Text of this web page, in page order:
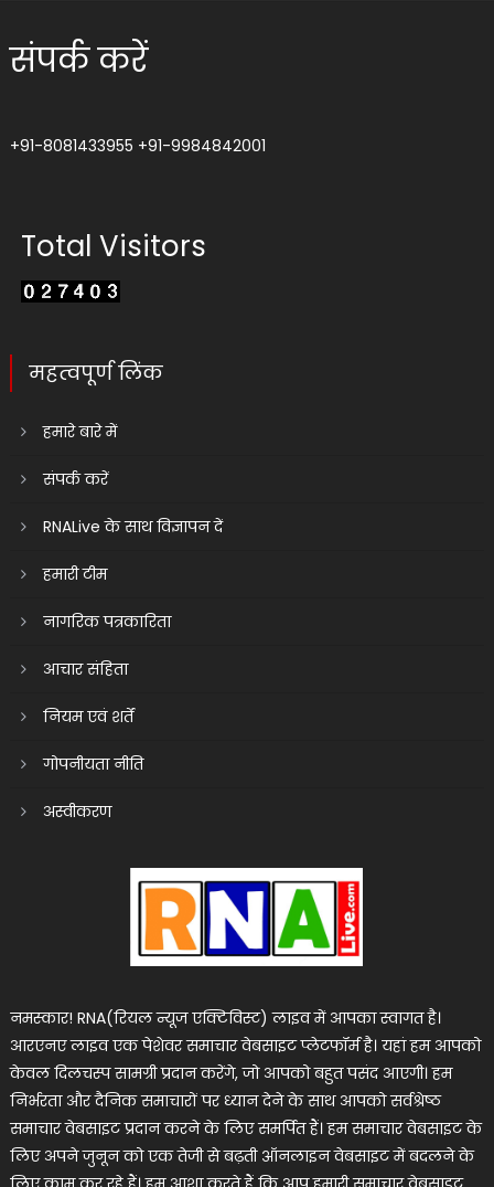
संपर्क करें
+91-8081433955 +91-9984842001
Total Visitors
महत्वपूर्ण लिंक
हमारे बारे में
संपर्क करें
RNALive के साथ विज्ञापन दें
हमारी टीम
नागरिक पत्रकारिता
आचार संहिता
नियम एवं शर्तें
गोपनीयता नीति
अस्वीकरण
नमस्कार! RNA(रियल न्यूज एक्टिविस्ट) लाइव में आपका स्वागत है।
आरएनए लाइव एक पेशेवर समाचार वेबसाइट प्लेटफॉर्म है। यहां हम आपको
केवल दिलचस्प सामग्री प्रदान करेंगे, जो आपको बहुत पसंद आएगी। हम
निर्भरता और दैनिक समाचारों पर ध्यान देने के साथ आपको सर्वश्रेष्ठ
समाचार वेबसाइट प्रदान करने के लिए समर्पित हैं। हम समाचार वेबसाइट के
लिए अपने जुनून को एक तेजी से बढ़ती ऑनलाइन वेबसाइट में बदलने के